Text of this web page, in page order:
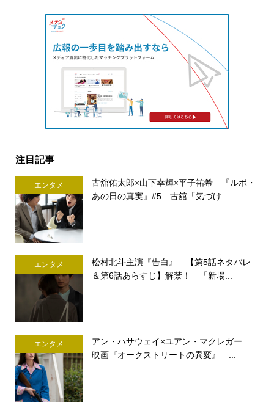
注目記事
エンタメ
古舘佑太郎×山下幸輝×平子祐希 『ルポ・
あの日の真実』#5 古舘「気づけ...
エンタメ
松村北斗主演『告白』 【第5話ネタバレ
＆第6話あらすじ】解禁！ 「新場...
エンタメ
アン・ハサウェイ×ユアン・マクレガー
映画『オークストリートの異変』 ...